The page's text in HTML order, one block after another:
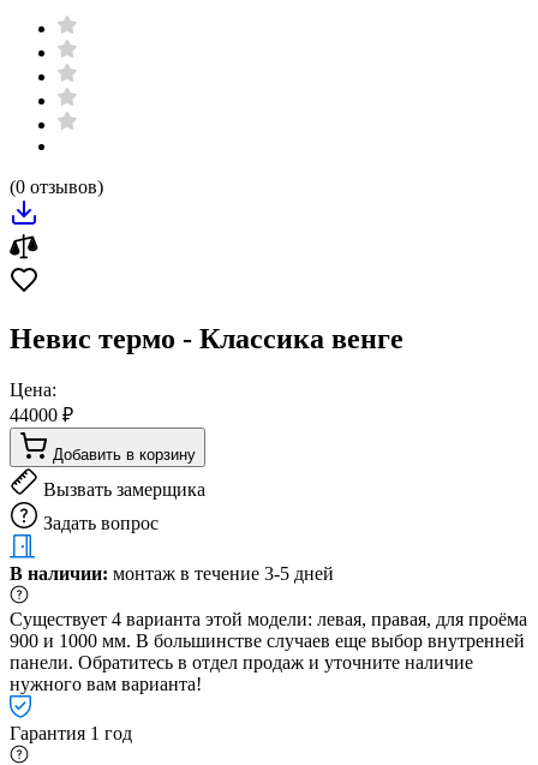
(0 отзывов)
Невис термо - Классика венге
Цена:
44000 ₽
Добавить в корзину
Вызвать замерщика
Задать вопрос
В наличии: монтаж в течение 3-5 дней
Существует 4 варианта этой модели: левая, правая, для проёма
900 и 1000 мм. В большинстве случаев еще выбор внутренней
панели. Обратитесь в отдел продаж и уточните наличие
нужного вам варианта!
Гарантия 1 год